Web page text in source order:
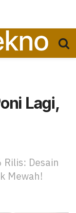
Lagi,
Rilis: Desain
Mewah!